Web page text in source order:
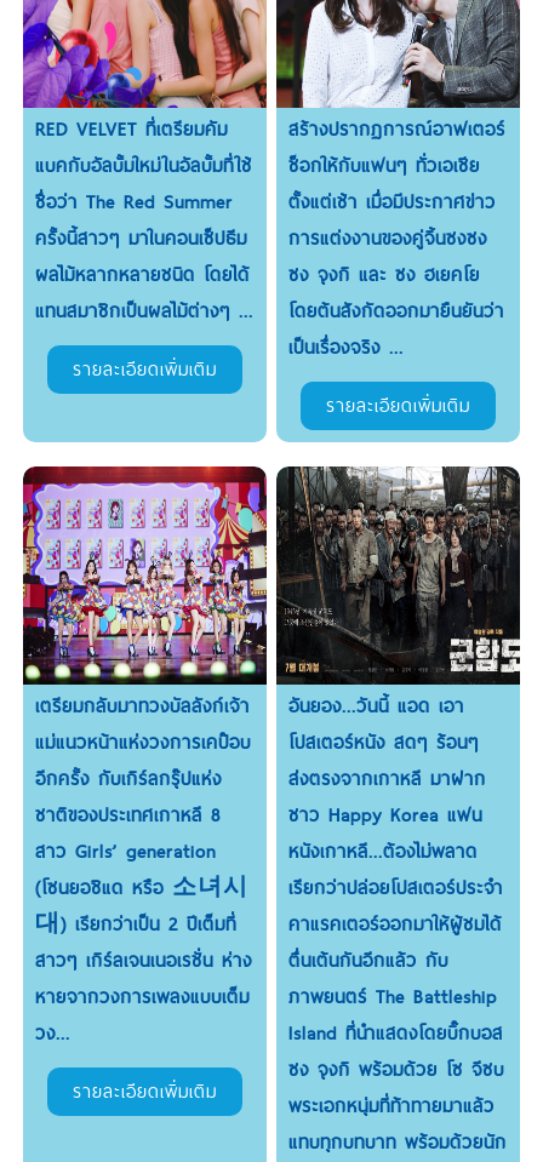
RED VELVET ที่เตรียมคัม
แบคกับอัลบั้มใหม่ในอัลบั้มที่ใช้
ชื่อว่า The Red Summer
ครั้งนี้สาวๆ มาในคอนเซ็ปธีม
ผลไม้หลากหลายชนิด โดยได้
แทนสมาชิกเป็นผลไม้ต่างๆ ...
รายละเอียดเพิ่มเติม
สร้างปรากฏการณ์อาฟเตอร์
ช็อกให้กับแฟนๆ ทั่วเอเชีย
ตั้งแต่เช้า เมื่อมีประกาศข่าว
การแต่งงานของคู่จิ้นซงซง
ซง จุงกิ และ ซง ฮเยคโย
โดยต้นสังกัดออกมายืนยันว่า
เป็นเรื่องจริง ...
รายละเอียดเพิ่มเติม
เตรียมกลับมาทวงบัลลังก์เจ้า
แม่แนวหน้าแห่งวงการเคป๊อบ
อีกครั้ง กับเกิร์ลกรุ๊ปแห่ง
ชาติของประเทศเกาหลี 8
สาว Girls’ generation
(โซนยอชิแด หรือ 소녀시
대) เรียกว่าเป็น 2 ปีเต็มที่
สาวๆ เกิร์ลเจนเนอเรชั่น ห่าง
หายจากวงการเพลงแบบเต็ม
วง...
รายละเอียดเพิ่มเติม
อันยอง...วันนี้ แอด เอา
โปสเตอร์หนัง สดๆ ร้อนๆ
ส่งตรงจากเกาหลี มาฝาก
ชาว Happy Korea แฟน
หนังเกาหลี...ต้องไม่พลาด
เรียกว่าปล่อยโปสเตอร์ประจำ
คาแรคเตอร์ออกมาให้ผู้ชมได้
ตื่นเต้นกันอีกแล้ว กับ
ภาพยนตร์ The Battleship
Island ที่นำแสดงโดยบิ๊กบอส
ซง จุงกิ พร้อมด้วย โซ จีซบ
พระเอกหนุ่มที่ท้าทายมาแล้ว
แทบทุกบทบาท พร้อมด้วยนัก